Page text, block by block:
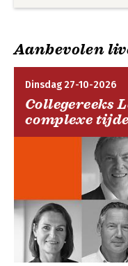
Aanbevolen
Dinsdag 27-10-2026
Collegereeks
complexe